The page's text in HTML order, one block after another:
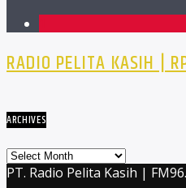
RADIO PELITA KASIH |
ARCHIVES
Archives
PT. Radio Pelita Kasih |